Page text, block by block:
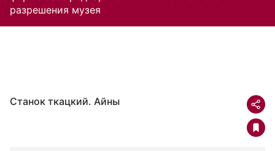
разрешения музея
Станок ткацкий. Айны